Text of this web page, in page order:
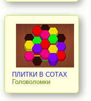
ПЛИТКИ В СОТАХ
Головоломки